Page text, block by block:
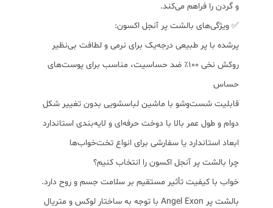
و گردن را فراهم می‌کند.
✅ ویژگی‌های بالشت پر آنجل اکسون:
پرشده با پر طبیعی درجه‌یک برای نرمی و لطافت بی‌نظیر
روکش نخی ۱۰۰٪ ضد حساسیت، مناسب برای پوست‌های
حساس
قابلیت شست‌وشو با ماشین لباسشویی بدون تغییر شکل
دوام و طول عمر بالا با دوخت حرفه‌ای و لایه‌بندی استاندارد
ابعاد استاندارد یا سفارشی برای انواع تخت‌خواب‌ها
چرا بالشت پر آنجل اکسون را انتخاب کنیم؟
خواب با کیفیت تأثیر مستقیم بر سلامت جسم و روح دارد.
بالشت پر Angel Exon با توجه به ساختار لوکس و متریال